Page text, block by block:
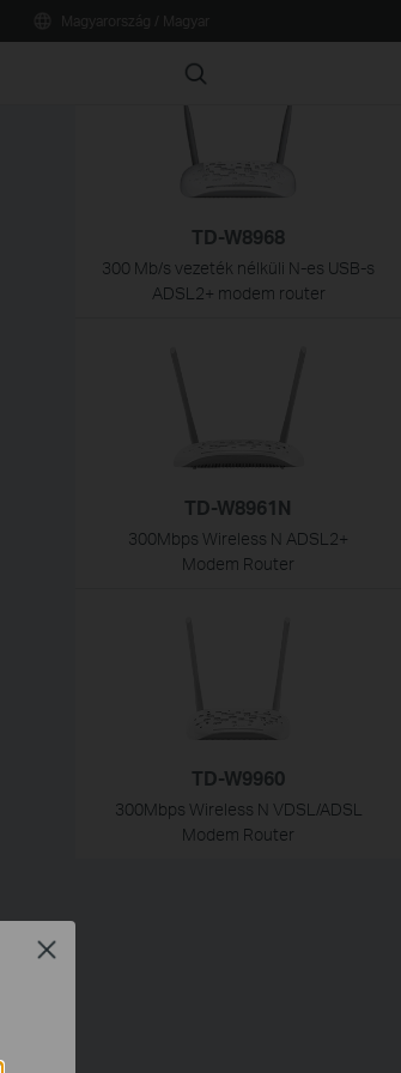
Search
TD-W8968
300 Mb/s vezeték nélküli N-es USB-s
ADSL2+ modem router
TD-W8961N
300Mbps Wireless N ADSL2+
Modem Router
TD-W9960
300Mbps Wireless N VDSL/ADSL
Modem Router
Close